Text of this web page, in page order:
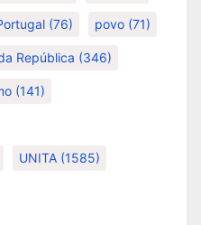
(76) povo (71)
República (346)
(141)
UNITA (1585)